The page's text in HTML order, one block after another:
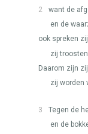
2
want de
en de
ook spreken
zij troosten
Daarom zijn
zij worden
3
Tegen de
en de